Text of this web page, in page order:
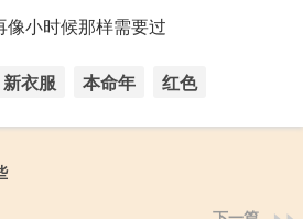
小时候那样需要过
新衣服 本命年 红色